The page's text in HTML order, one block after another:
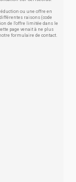
ou une offre en
raisons (code
de l'offre limitée dans le
page venait à ne plus
formulaire de contact.